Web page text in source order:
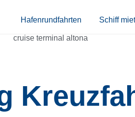
Hafenrundfahrten Schiff